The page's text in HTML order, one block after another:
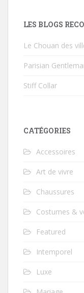
LES BLOGS
Le Chouan des
Parisian
Stiff Collar
CATÉGORIES
Accessoires
Art de vivre
Chaussures
Costumes &
Featured
Intemporel
Luxe